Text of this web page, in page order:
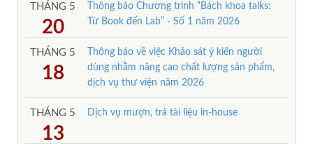
THÁNG 5
20
Thông báo Chương trình “Bách khoa talks:
Từ Book đến Lab” - Số 1 năm 2026
THÁNG 5
18
Thông báo về việc Khảo sát ý kiến người
dùng nhằm nâng cao chất lượng sản phẩm,
dịch vụ thư viện năm 2026
THÁNG 5
13
Dịch vụ mượn, trả tài liệu in-house